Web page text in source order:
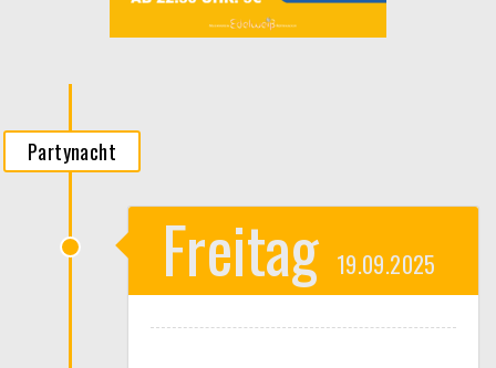
Freitag 19.09.2025
Partynacht